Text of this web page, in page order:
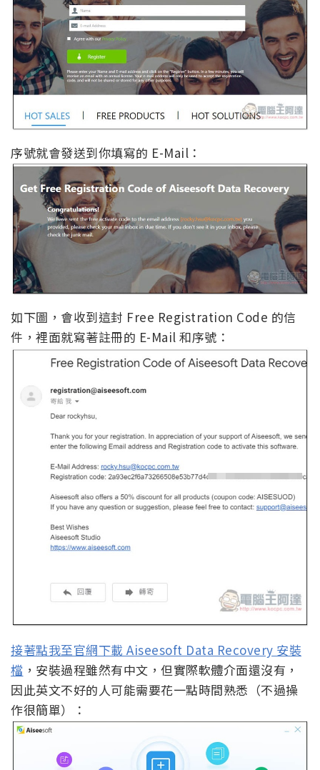
序號就會發送到你填寫的 E-Mail：
如下圖，會收到這封 Free Registration Code 的信
件，裡面就寫著註冊的 E-Mail 和序號：
接著點我至官網下載 Aiseesoft Data Recovery 安裝
檔 ，安裝過程雖然有中文，但實際軟體介面還沒有，
因此英文不好的人可能需要花一點時間熟悉（不過操
作很簡單）：